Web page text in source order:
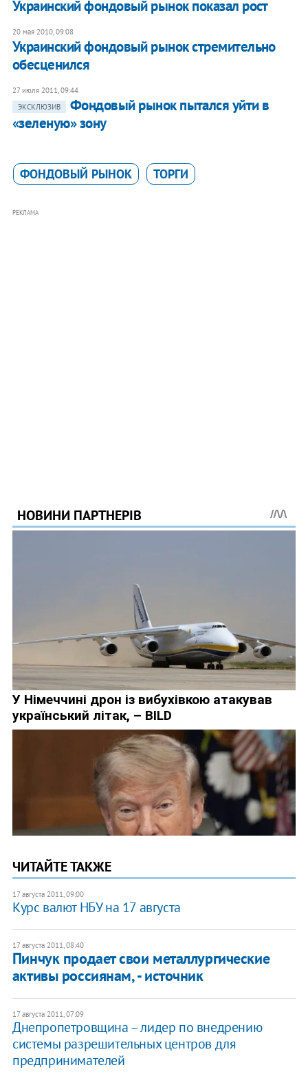
Украинский фондовый рынок показал рост
20 мая 2010, 09:08
Украинский фондовый рынок стремительно
обесценился
27 июля 2011, 09:44
ЭКСКЛЮЗИВ
Фондовый рынок пытался уйти в
«зеленую» зону
ФОНДОВЫЙ РЫНОК ТОРГИ
РЕКЛАМА
ЧИТАЙТЕ ТАКЖЕ
17 августа 2011, 09:00
Курс валют НБУ на 17 августа
17 августа 2011, 08:40
Пинчук продает свои металлургические
активы россиянам, - источник
17 августа 2011, 07:09
Днепропетровщина – лидер по внедрению
системы разрешительных центров для
предпринимателей